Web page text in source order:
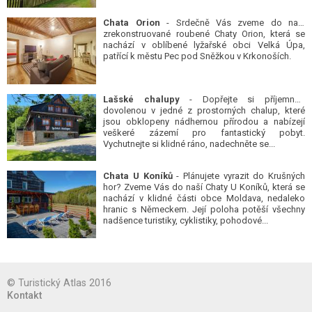
Chata Orion - Srdečně Vás zveme do naší
zrekonstruované roubené Chaty Orion, která se
nachází v oblíbené lyžařské obci Velká Úpa,
patřící k městu Pec pod Sněžkou v Krkonoších.
Lašské chalupy- Dopřejte si příjemnou
dovolenou v jedné z prostorných chalup, které
jsou obklopeny nádhernou přírodou a nabízejí
veškeré zázemí pro fantastický pobyt.
Vychutnejte si klidné ráno, nadechněte se...
Chata U Koníků- Plánujete vyrazit do Krušných
hor? Zveme Vás do naší Chaty U Koníků, která se
nachází v klidné části obce Moldava, nedaleko
hranic s Německem. Její poloha potěší všechny
nadšence turistiky, cyklistiky, pohodové...
© Turistický Atlas 2016
Kontakt